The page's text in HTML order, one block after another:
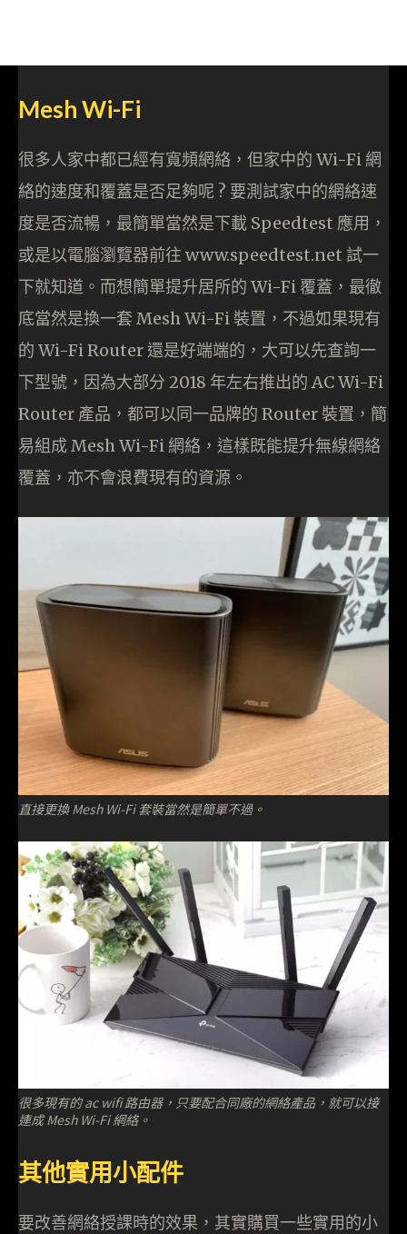
Mesh Wi-Fi
很多人家中都已經有寬頻網絡，但家中的 Wi-Fi 網
絡的速度和覆蓋是否足夠呢 ? 要測試家中的網絡速
度是否流暢，最簡單當然是下載 Speedtest 應用，
或是以電腦瀏覽器前往 www.speedtest.net 試一
下就知道。而想簡單提升居所的 Wi-Fi 覆蓋，最徹
底當然是換一套 Mesh Wi-Fi 裝置，不過如果現有
的 Wi-Fi Router 還是好端端的，大可以先查詢一
下型號，因為大部分 2018 年左右推出的 AC Wi-Fi
Router 產品，都可以同一品牌的 Router 裝置，簡
易組成 Mesh Wi-Fi 網絡，這樣既能提升無線網絡
覆蓋，亦不會浪費現有的資源。
直接更換 Mesh Wi-Fi 套裝當然是簡單不過。
很多現有的 ac wifi 路由器，只要配合同廠的網絡產品，就可以接
連成 Mesh Wi-Fi 網絡。
其他實用小配件
要改善網絡授課時的效果，其實購買一些實用的小